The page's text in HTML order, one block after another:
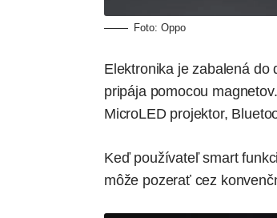
Foto: Oppo
Elektronika je zabalená do
pripája pomocou
MicroLED projektor,
Keď používateľ smart
môže pozerať cez